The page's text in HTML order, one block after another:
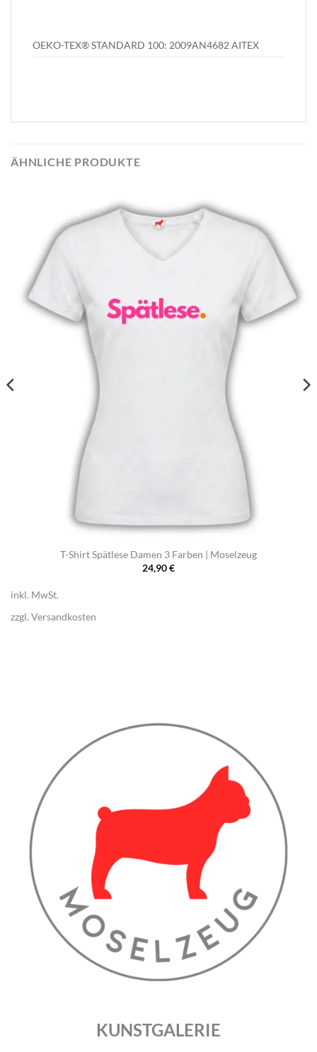
OEKO-TEX® STANDARD 100: 2009AN4682 AITEX
ÄHNLICHE PRODUKTE
T-Shirt Spätlese Damen 3 Farben | Moselzeug
24,90€
inkl. MwSt.
zzgl. Versandkosten
KUNSTGALERIE